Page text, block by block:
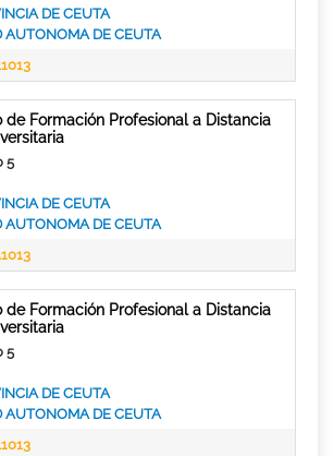
DE CEUTA
AUTONOMA DE CEUTA
de Formación Profesional a Distancia
5
DE CEUTA
AUTONOMA DE CEUTA
de Formación Profesional a Distancia
5
DE CEUTA
AUTONOMA DE CEUTA